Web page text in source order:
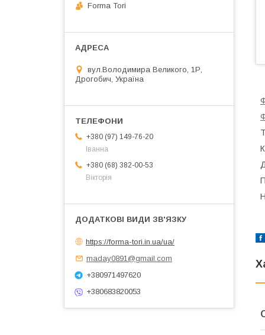
Forma Tori
вул.Володимира Великого, 1Р,
Дрогобич, Україна
+380 (97) 149-76-20
Іванна
+380 (68) 382-00-53
Вікторія
https://forma-tori.in.ua/ua/
maday0891@gmail.com
+380971497620
+380683820053